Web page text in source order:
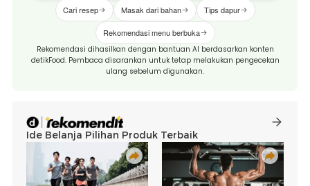
Cari resep Masak dari bahan Tips dapur
Rekomendasi menu berbuka
Rekomendasi dihasilkan dengan bantuan AI berdasarkan konten
detikFood. Pembaca disarankan untuk tetap melakukan pengecekan
ulang sebelum digunakan.